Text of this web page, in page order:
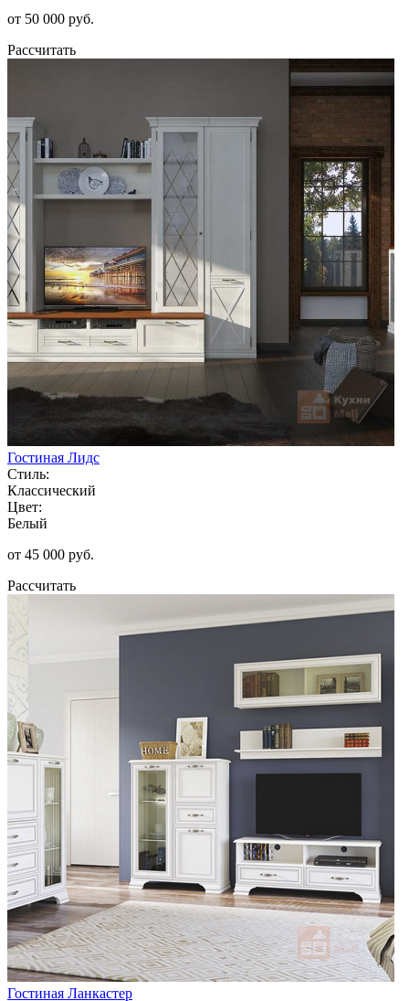
от 50 000 руб.
Рассчитать
Гостиная Лидс
Стиль:
Классический
Цвет:
Белый
от 45 000 руб.
Рассчитать
Гостиная Ланкастер